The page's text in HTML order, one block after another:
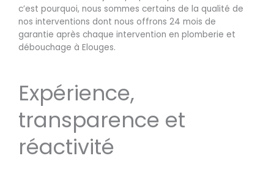
c’est pourquoi, nous sommes certains de la qualité de
nos interventions dont nous offrons 24 mois de
garantie après chaque intervention en plomberie et
débouchage à Elouges.
Expérience,
transparence et
réactivité